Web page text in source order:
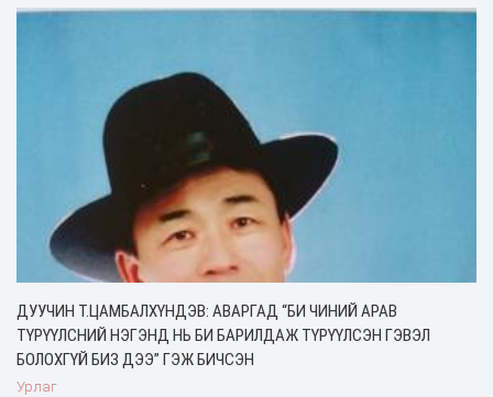
ДУУЧИН Т.ЦАМБАЛХҮНДЭВ: АВАРГАД “БИ ЧИНИЙ АРАВ
ТҮРҮҮЛСНИЙ НЭГЭНД НЬ БИ БАРИЛДАЖ ТҮРҮҮЛСЭН ГЭВЭЛ
БОЛОХГҮЙ БИЗ ДЭЭ” ГЭЖ БИЧСЭН
Урлаг